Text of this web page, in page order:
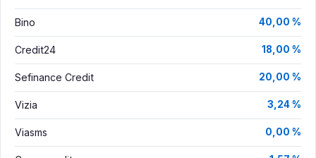
Bino 40,00 %
Credit24 18,00 %
Sefinance Credit 20,00 %
Vizia 3,24 %
Viasms 0,00 %